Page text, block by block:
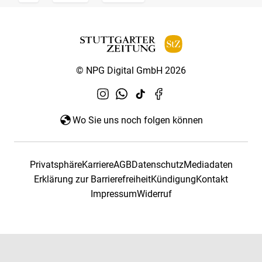
© NPG Digital GmbH 2026
Wo Sie uns noch folgen können
PrivatsphäreKarriereAGBDatenschutzMediadaten
Erklärung zur BarrierefreiheitKündigungKontakt
ImpressumWiderruf